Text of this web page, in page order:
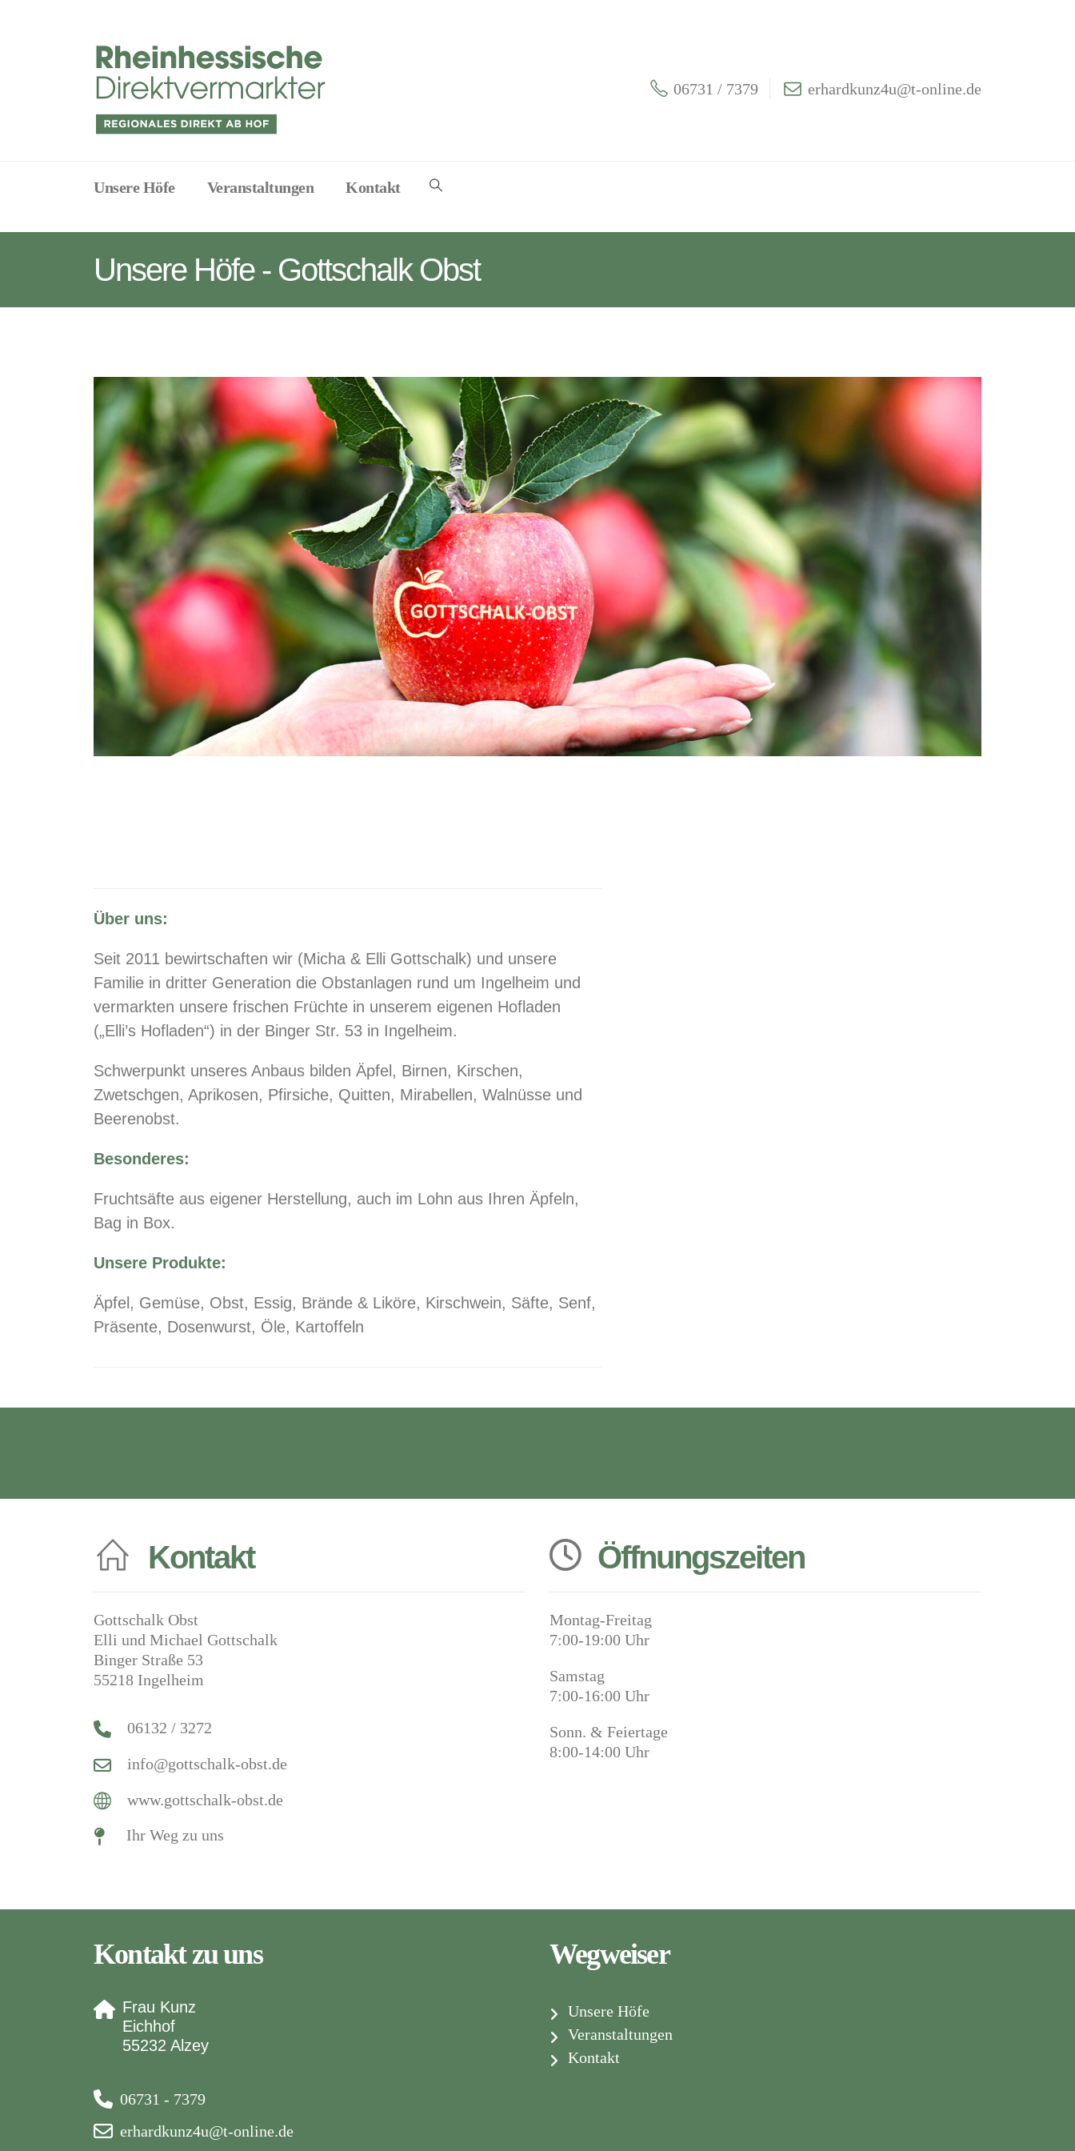
06731 / 7379 erhardkunz4u@t-online.de
Unsere Höfe Veranstaltungen Kontakt
Unsere Höfe - Gottschalk Obst
Über uns:
Seit 2011 bewirtschaften wir (Micha & Elli Gottschalk) und unsere
Familie in dritter Generation die Obstanlagen rund um Ingelheim und
vermarkten unsere frischen Früchte in unserem eigenen Hofladen
(„Elli’s Hofladen“) in der Binger Str. 53 in Ingelheim.
Schwerpunkt unseres Anbaus bilden Äpfel, Birnen, Kirschen,
Zwetschgen, Aprikosen, Pfirsiche, Quitten, Mirabellen, Walnüsse und
Beerenobst.
Besonderes:
Fruchtsäfte aus eigener Herstellung, auch im Lohn aus Ihren Äpfeln,
Bag in Box.
Unsere Produkte:
Äpfel, Gemüse, Obst, Essig, Brände & Liköre, Kirschwein, Säfte, Senf,
Präsente, Dosenwurst, Öle, Kartoffeln
Kontakt
Gottschalk Obst
Elli und Michael Gottschalk
Binger Straße 53
55218 Ingelheim
06132 / 3272
info@gottschalk-obst.de
www.gottschalk-obst.de
Ihr Weg zu uns
Öffnungszeiten
Montag-Freitag
7:00-19:00 Uhr
Samstag
7:00-16:00 Uhr
Sonn. & Feiertage
8:00-14:00 Uhr
Kontakt zu uns
Frau Kunz
Eichhof
55232 Alzey
06731 - 7379
erhardkunz4u@t-online.de
Wegweiser
Unsere Höfe
Veranstaltungen
Kontakt